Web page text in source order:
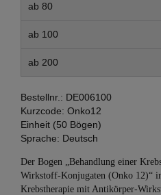
ab 80
ab 100
ab 200
Bestellnr.: DE006100
Kurzcode: Onko12
Einheit (50 Bögen)
Sprache: Deutsch
Der Bogen „Behandlung einer
Wirkstoff-Konjugaten (Onko 12)“
Krebstherapie mit Antikörper-